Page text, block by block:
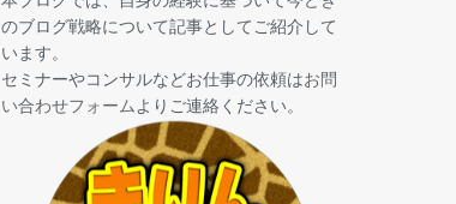
のブログ戦略について記事としてご紹介して
います。
セミナーやコンサルなどお仕事の依頼はお問
い合わせフォームよりご連絡ください。